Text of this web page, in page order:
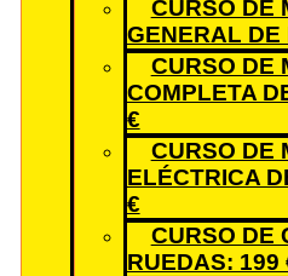
CURSO DE
GENERAL DE
CURSO DE
COMPLETA
€
CURSO DE
ELÉCTRICA
€
CURSO DE
RUEDAS: 199